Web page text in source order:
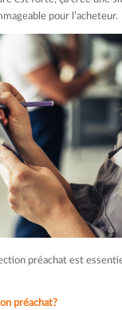
pour l’acheteur.
préachat est
préachat?